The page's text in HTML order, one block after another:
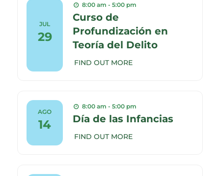
JUL
29
8:00 am - 5:00 pm
Curso de
Profundización en
Teoría del Delito
FIND OUT MORE
AGO
14
8:00 am - 5:00 pm
Día de las Infancias
FIND OUT MORE